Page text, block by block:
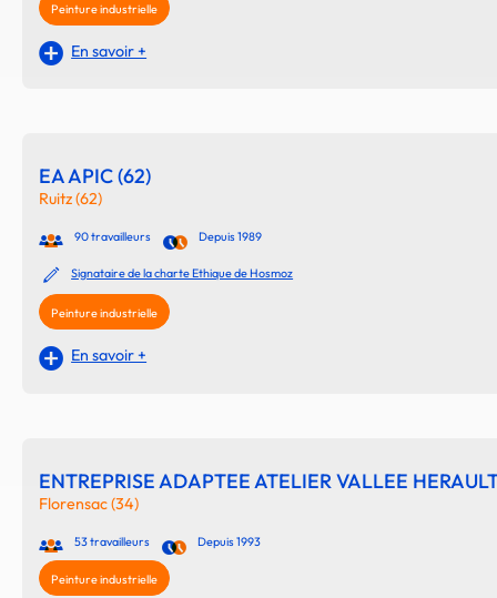
Peinture industrielle
En savoir +
EA APIC (62)
Ruitz (62)
90 travailleurs Depuis 1989
Signataire de la charte Ethique de Hosmoz
Peinture industrielle
En savoir +
ENTREPRISE ADAPTEE ATELIER VALLEE
Florensac (34)
53 travailleurs Depuis 1993
Peinture industrielle